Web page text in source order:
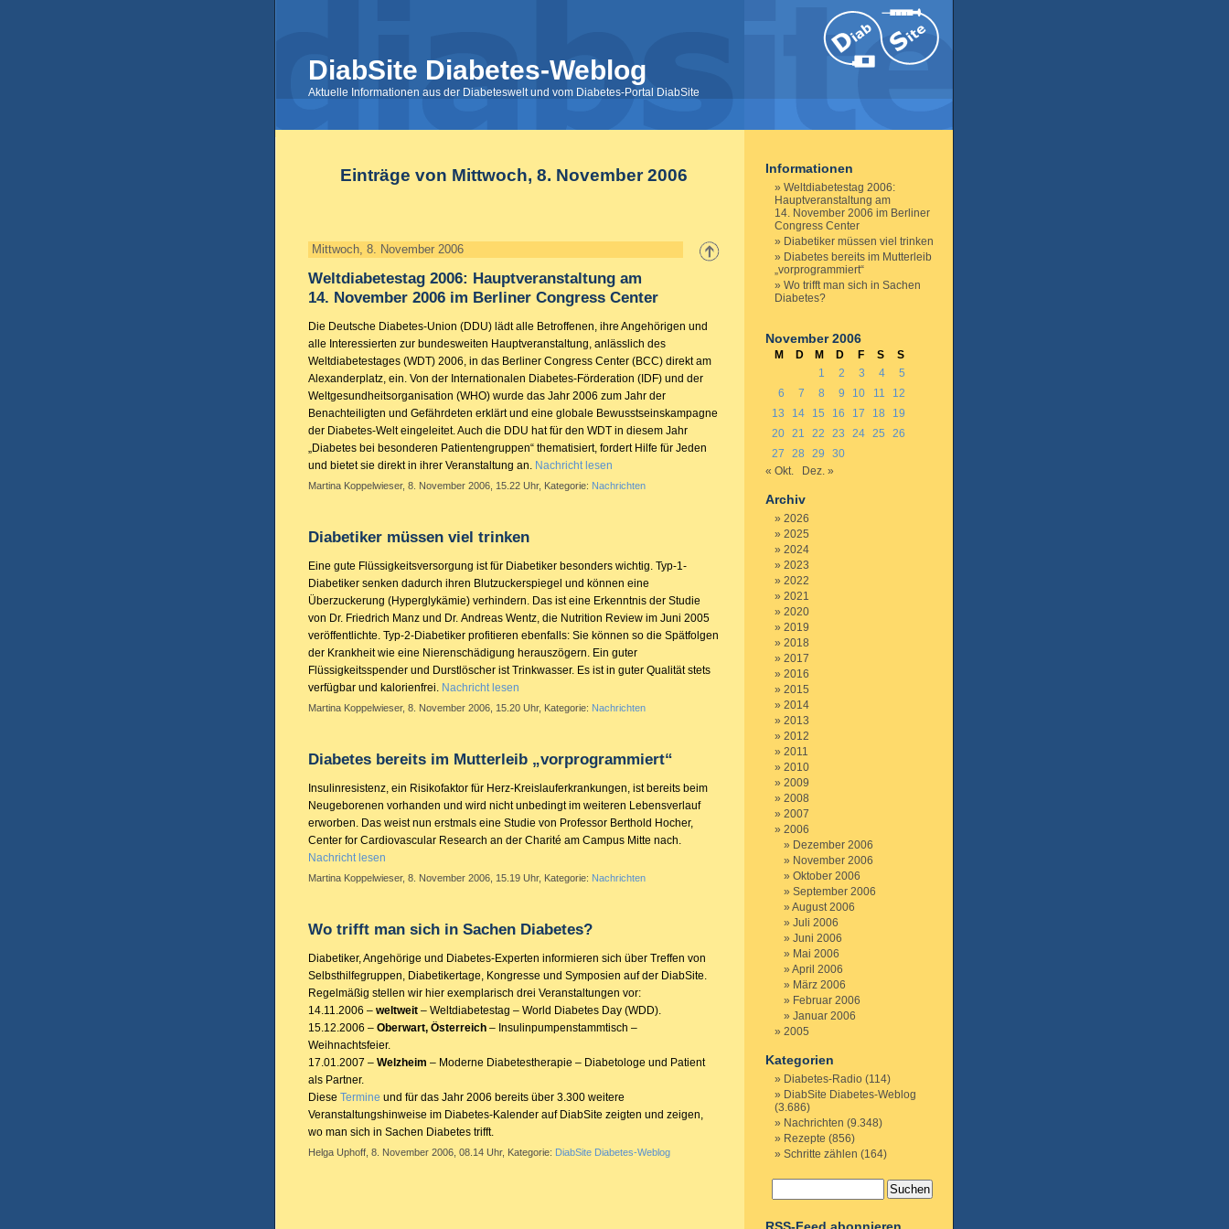
DiabSite Diabetes-Weblog
Aktuelle Informationen aus der Diabeteswelt und vom Diabetes-Portal DiabSite
Einträge von Mittwoch, 8. November 2006
Mittwoch, 8. November 2006
Weltdiabetestag 2006: Hauptveranstaltung am
14. November 2006 im Berliner Congress Center
Die Deutsche Diabetes-Union (DDU) lädt alle Betroffenen, ihre Angehörigen und
alle Interessierten zur bundesweiten Hauptveranstaltung, anlässlich des
Weltdiabetestages (WDT) 2006, in das Berliner Congress Center (BCC) direkt am
Alexanderplatz, ein. Von der Internationalen Diabetes-Förderation (IDF) und der
Weltgesundheitsorganisation (WHO) wurde das Jahr 2006 zum Jahr der
Benachteiligten und Gefährdeten erklärt und eine globale Bewusstseinskampagne
der Diabetes-Welt eingeleitet. Auch die DDU hat für den WDT in diesem Jahr
„Diabetes bei besonderen Patientengruppen“ thematisiert, fordert Hilfe für Jeden
und bietet sie direkt in ihrer Veranstaltung an. Nachricht lesen
Martina Koppelwieser, 8. November 2006, 15.22 Uhr, Kategorie: Nachrichten
Diabetiker müssen viel trinken
Eine gute Flüssigkeitsversorgung ist für Diabetiker besonders wichtig. Typ-1-
Diabetiker senken dadurch ihren Blutzuckerspiegel und können eine
Überzuckerung (Hyperglykämie) verhindern. Das ist eine Erkenntnis der Studie
von Dr. Friedrich Manz und Dr. Andreas Wentz, die Nutrition Review im Juni 2005
veröffentlichte. Typ-2-Diabetiker profitieren ebenfalls: Sie können so die Spätfolgen
der Krankheit wie eine Nierenschädigung herauszögern. Ein guter
Flüssigkeitsspender und Durstlöscher ist Trinkwasser. Es ist in guter Qualität stets
verfügbar und kalorienfrei. Nachricht lesen
Martina Koppelwieser, 8. November 2006, 15.20 Uhr, Kategorie: Nachrichten
Diabetes bereits im Mutterleib „vorprogrammiert“
Insulinresistenz, ein Risikofaktor für Herz-Kreislauferkrankungen, ist bereits beim
Neugeborenen vorhanden und wird nicht unbedingt im weiteren Lebensverlauf
erworben. Das weist nun erstmals eine Studie von Professor Berthold Hocher,
Center for Cardiovascular Research an der Charité am Campus Mitte nach.
Nachricht lesen
Martina Koppelwieser, 8. November 2006, 15.19 Uhr, Kategorie: Nachrichten
Wo trifft man sich in Sachen Diabetes?
Diabetiker, Angehörige und Diabetes-Experten informieren sich über Treffen von
Selbsthilfegruppen, Diabetikertage, Kongresse und Symposien auf der DiabSite.
Regelmäßig stellen wir hier exemplarisch drei Veranstaltungen vor:
14.11.2006 – weltweit – Weltdiabetestag – World Diabetes Day (WDD).
15.12.2006 – Oberwart, Österreich – Insulinpumpenstammtisch –
Weihnachtsfeier.
17.01.2007 – Welzheim – Moderne Diabetestherapie – Diabetologe und Patient
als Partner.
Diese Termine und für das Jahr 2006 bereits über 3.300 weitere
Veranstaltungshinweise im Diabetes-Kalender auf DiabSite zeigten und zeigen,
wo man sich in Sachen Diabetes trifft.
Helga Uphoff, 8. November 2006, 08.14 Uhr, Kategorie: DiabSite Diabetes-Weblog
Informationen
Weltdiabetestag 2006:
Hauptveranstaltung am
14. November 2006 im Berliner
Congress Center
Diabetiker müssen viel trinken
Diabetes bereits im Mutterleib
„vorprogrammiert“
Wo trifft man sich in Sachen
Diabetes?
November 2006
M D M D F S
S
1
2 3 4
5
6
7 8 9 10 11
12
13
14 15 16 17 18
19
20 21 22 23 24 25
26
27
28 29
30
« Okt.
Dez. »
Archiv
2026
2025
2024
2023
2022
2021
2020
2019
2018
2017
2016
2015
2014
2013
2012
2011
2010
2009
2008
2007
2006
Dezember 2006
November 2006
Oktober 2006
September 2006
August 2006
Juli 2006
Juni 2006
Mai 2006
April 2006
März 2006
Februar 2006
Januar 2006
2005
Kategorien
Diabetes-Radio (114)
DiabSite Diabetes-Weblog
(3.686)
Nachrichten (9.348)
Rezepte (856)
Schritte zählen (164)